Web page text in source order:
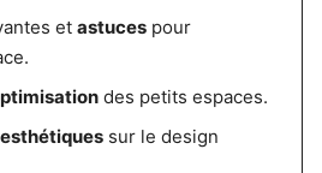
et astucespour
des petits espaces.
esthétiquessur le design